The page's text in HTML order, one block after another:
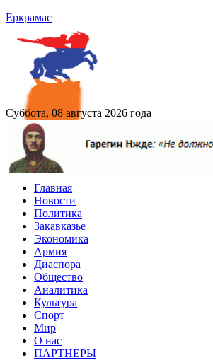
Еркрамас
Суббота, 08 августа 2026 года
Главная
Новости
Политика
Закавказье
Экономика
Армия
Диаспора
Общество
Аналитика
Культура
Спорт
Мир
О нас
ПАРТНЕРЫ